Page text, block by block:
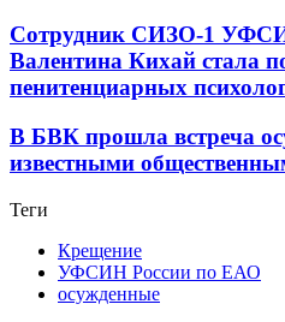
Сотрудник СИЗО-1
Валентина Кихай стала
пенитенциарных
В БВК прошла встреча
известными
Теги
Крещение
УФСИН России по ЕАО
осужденные